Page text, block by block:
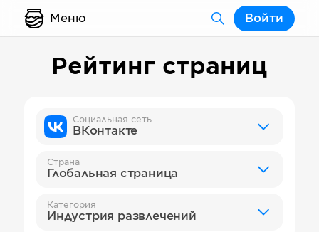
Меню Войти
Рейтинг страниц
Социальная сеть
ВКонтакте
Страна
Глобальная страница
Категория
Индустрия развлечений